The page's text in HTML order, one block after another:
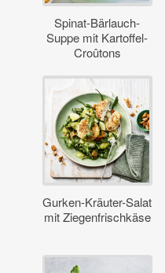
Spinat-Bärlauch-
Suppe mit Kartoffel-
Croûtons
Gurken-Kräuter-Salat
mit Ziegenfrischkäse